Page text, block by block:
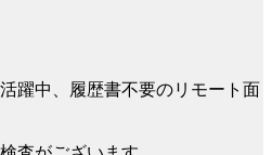
躍中、履歴書不要のリモート面